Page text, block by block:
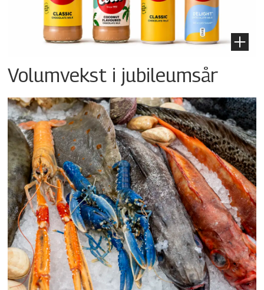
Volumvekst i jubileumsår